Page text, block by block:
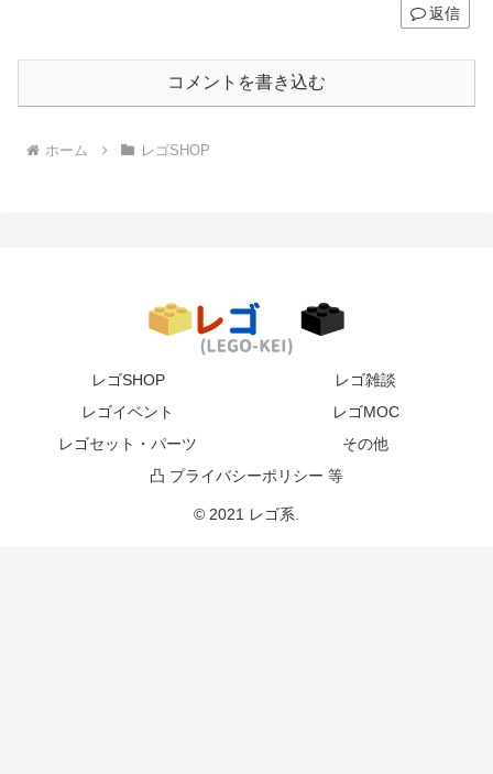
返信
コメントを書き込む
ホーム レゴSHOP
レゴSHOP
レゴ雑談
レゴイベント
レゴMOC
レゴセット・パーツ
その他
凸 プライバシーポリシー 等
© 2021 レゴ系.